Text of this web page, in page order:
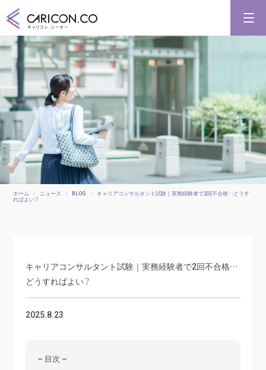
キャリアコンサルタント養成講習
キャリアコンサルタント更新講習
合格講座
キャリコンシーオーとは
キャリアコンサルタントとは
ホーム ニュース BLOG キャリアコンサルタント試験｜実務経験者で2回不合格…どうす
ればよい？
キャリアコンサルタント試験｜実務経験者で2回不合格…
どうすればよい？
2025.8.23
– 目次 –